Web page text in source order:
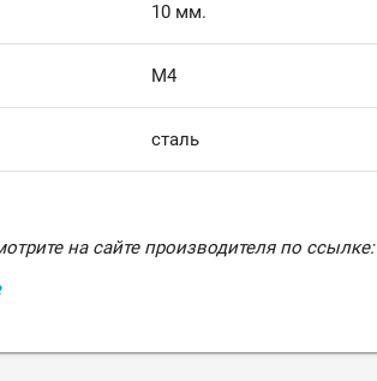
10 мм.
М4
сталь
на сайте производителя по ссылке: